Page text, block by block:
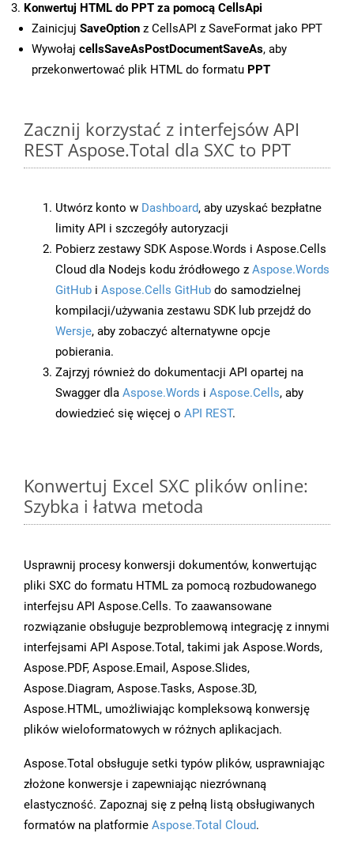
Konwertuj HTML do PPT za pomocą CellsApi
Zainicjuj SaveOption z CellsAPI z SaveFormat jako PPT
Wywołaj cellsSaveAsPostDocumentSaveAs, aby
przekonwertować plik HTML do formatu PPT
Zacznij korzystać z interfejsów API
REST Aspose.Total dla SXC to PPT
Utwórz konto w Dashboard, aby uzyskać bezpłatne
limity API i szczegóły autoryzacji
Pobierz zestawy SDK Aspose.Words i Aspose.Cells
Cloud dla Nodejs kodu źródłowego z Aspose.Words
GitHub i Aspose.Cells GitHub do samodzielnej
kompilacji/używania zestawu SDK lub przejdź do
Wersje, aby zobaczyć alternatywne opcje
pobierania.
Zajrzyj również do dokumentacji API opartej na
Swagger dla Aspose.Words i Aspose.Cells, aby
dowiedzieć się więcej o API REST.
Konwertuj Excel SXC plików online:
Szybka i łatwa metoda
Usprawnij procesy konwersji dokumentów, konwertując
pliki SXC do formatu HTML za pomocą rozbudowanego
interfejsu API Aspose.Cells. To zaawansowane
rozwiązanie obsługuje bezproblemową integrację z innymi
interfejsami API Aspose.Total, takimi jak Aspose.Words,
Aspose.PDF, Aspose.Email, Aspose.Slides,
Aspose.Diagram, Aspose.Tasks, Aspose.3D,
Aspose.HTML, umożliwiając kompleksową konwersję
plików wieloformatowych w różnych aplikacjach.
Aspose.Total obsługuje setki typów plików, usprawniając
złożone konwersje i zapewniając niezrównaną
elastyczność. Zapoznaj się z pełną listą obsługiwanych
formatów na platformie Aspose.Total Cloud.